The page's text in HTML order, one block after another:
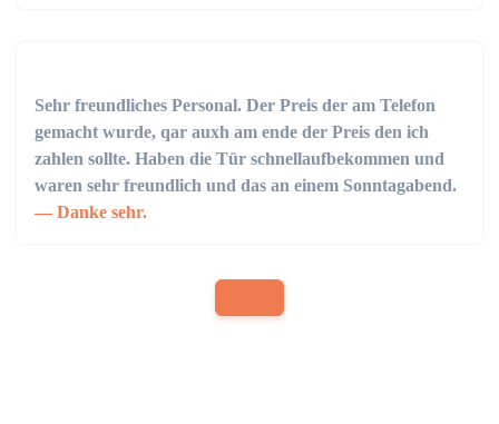
Sehr freundliches Personal. Der Preis der am Telefon
gemacht wurde, qar auxh am ende der Preis den ich
zahlen sollte. Haben die Tür schnellaufbekommen und
waren sehr freundlich und das an einem Sonntagabend.
Danke sehr.